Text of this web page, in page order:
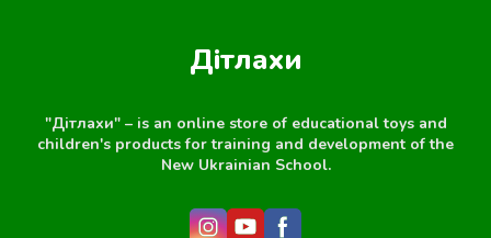
Дітлахи
"Дітлахи" – is an online store of educational toys and
children's products for training and development of the
New Ukrainian School.